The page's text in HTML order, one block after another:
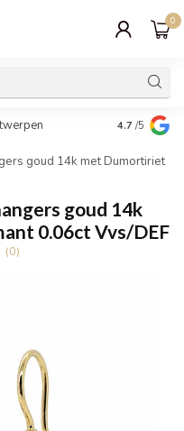
0
Wij
cadeau
4.7 /5
goud 14k met Dumortiriet
goud 14k
0.06ct Vvs/DEF
(0)